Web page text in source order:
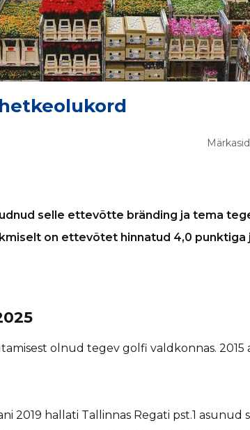
hetkeolukord
selle ettevõtte bränding ja tema
on ettevõtet hinnatud 4,0 punktiga
olnud tegev golfi valdkonnas. 2015
2019 hallati Tallinnas Regati pst.1 asunud